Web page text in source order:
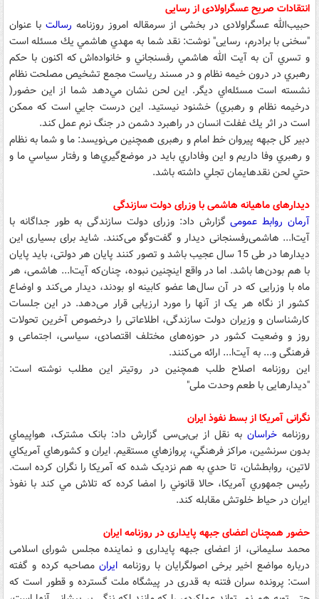
انتقادات صریح عسگراولادی از رسایی
حبیب‌الله عسگراولادی در بخشی از سرمقاله امروز روزنامه رسالتبا عنوان
"سخنی با برادرم، رسایی" نوشت: نقد شما به مهدي هاشمي يك مسئله است
و تسري آن به آيت الله هاشمي رفسنجاني و خانواده‌اش كه اكنون با حكم
رهبري در درون خيمه نظام و در مسند رياست مجمع تشخيص مصلحت نظام
نشسته است مسئله‌اي ديگر. اين لحن نشان مي‌دهد شما از اين حضور(
درخيمه نظام و رهبري) خشنود نيستيد. اين درست جايي است كه ممكن
است در اثر يك غفلت انسان در راهبرد دشمن در جنگ نرم عمل كند.
دبیر کل جبهه پیروان خط امام و رهبری همچنین می‌نویسد: ما و شما به نظام
و رهبري وفا داريم و اين وفاداري بايد در موضع‌گيري‌ها و رفتار سياسي ما و
حتي لحن نقدهايمان تجلي داشته باشد.
دیدارهای ماهیانه هاشمی با وزرای دولت سازندگی
آرمان روابط عمومیگزارش داد: وزرای دولت سازندگی به طور جداگانه با
آیت‌ا... هاشمی‌رفسنجانی دیدار و گفت‌وگو می‌کنند. شاید برای بسیاری این
دیدارها در طی 15 سال عجیب باشد و تصور کنند پایان هر دولتی، باید پایان
با هم بودن‌ها باشد. اما در واقع اینچنین نبوده، چنان‌که آیت‌ا... هاشمی، هر
ماه با وزرایی که در آن سال‌ها عضو کابینه او بودند، دیدار می‌کند و اوضاع
کشور از نگاه هر یک از آنها را مورد ارزیابی قرار می‌دهد. در این جلسات
کارشناسان و وزیران دولت سازندگی، اطلاعاتی را درخصوص آخرین تحولات
روز و وضعیت کشور در حوزه‌های مختلف اقتصادی، سیاسی، اجتماعی و
فرهنگی و... به آیت‌ا... ارائه می‌کنند.
این روزنامه اصلاح طلب همچنین در روتیتر این مطلب نوشته است:
"دیدارهایی با طعم وحدت ملی"
نگرانی آمریکا از بسط نفوذ ایران
روزنامهخراسان به نقل از بی‌بی‌سی گزارش داد: بانک مشترک، هواپيماي
بدون سرنشين، مراکز فرهنگي، پروازهاي مستقيم. ايران و کشورهاي آمريکاي
لاتين، روابطشان، تا حدي به هم نزديک شده که آمريکا را نگران کرده است.
رئيس جمهوري آمريکا، حالا قانوني را امضا کرده که تلاش مي کند با نفوذ
ايران در حياط خلوتش مقابله کند.
حضور همچنان اعضای جبهه پایداری در روزنامه ایران
محمد سلیمانی، از اعضای جبهه پایداری و نماینده مجلس شورای اسلامی
درباره مواضع اخیر برخی اصولگرایان با روزنامه ایرانمصاحبه کرده و گفته
است: پرونده سران فتنه به قدری در پیشگاه ملت گسترده و قطور است که